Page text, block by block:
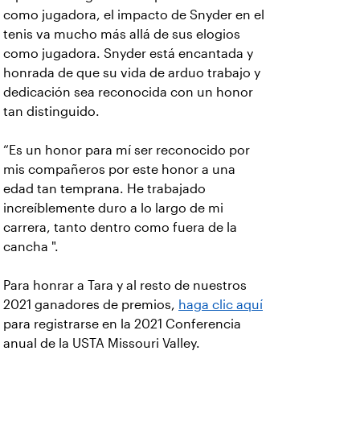
como jugadora, el impacto de Snyder en el
tenis va mucho más allá de sus elogios
como jugadora. Snyder está encantada y
honrada de que su vida de arduo trabajo y
dedicación sea reconocida con un honor
tan distinguido.
“Es un honor para mí ser reconocido por
mis compañeros por este honor a una
edad tan temprana. He trabajado
increíblemente duro a lo largo de mi
carrera, tanto dentro como fuera de la
cancha ".
Para honrar a Tara y al resto de nuestros
2021 ganadores de premios, haga clic aquí
para registrarse en la 2021 Conferencia
anual de la USTA Missouri Valley.